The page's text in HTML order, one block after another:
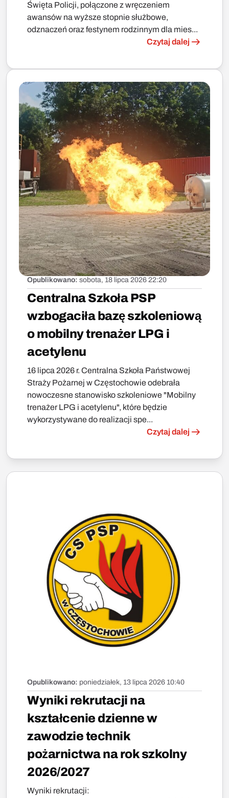
Święta Policji, połączone z wręczeniem
awansów na wyższe stopnie służbowe,
odznaczeń oraz festynem rodzinnym dla mies...
Czytaj dalej
Opublikowano: sobota, 18 lipca 2026 22:20
Centralna Szkoła PSP
wzbogaciła bazę szkoleniową
o mobilny trenażer LPG i
acetylenu
16 lipca 2026 r. Centralna Szkoła Państwowej
Straży Pożarnej w Częstochowie odebrała
nowoczesne stanowisko szkoleniowe "Mobilny
trenażer LPG i acetylenu", które będzie
wykorzystywane do realizacji spe...
Czytaj dalej
Opublikowano: poniedziałek, 13 lipca 2026 10:40
Wyniki rekrutacji na
kształcenie dzienne w
zawodzie technik
pożarnictwa na rok szkolny
2026/2027
Wyniki rekrutacji: